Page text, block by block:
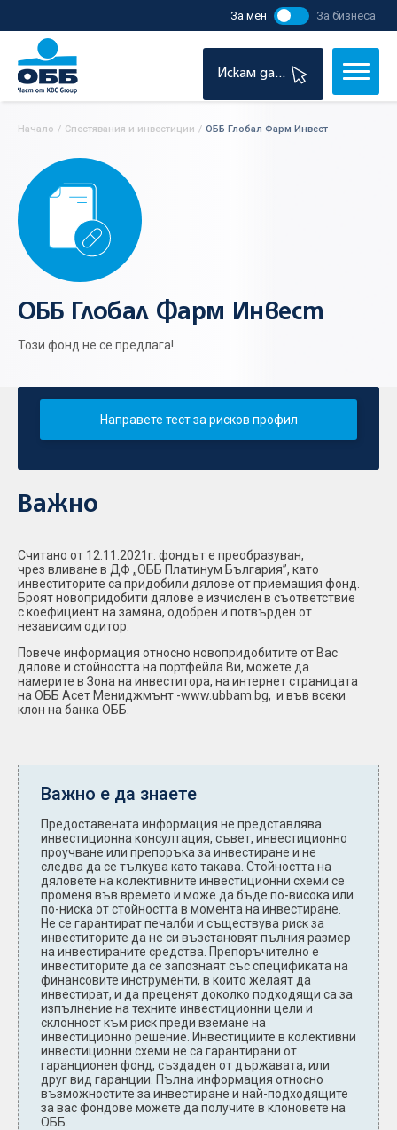
За мен За бизнеса
Искам да...
Начало / Спестявания и инвестиции / ОББ Глобал Фарм Инвест
ОББ Глобал Фарм Инвест
Този фонд не се предлага!
Направете тест за рисков профил
Важно
Считано от 12.11.2021г. фондът е преобразуван,
чрез вливане в ДФ „ОББ Платинум България”, като
инвеститорите са придобили дялове от приемащия фонд.
Броят новопридобити дялове е изчислен в съответствие
с коефициент на замяна, одобрен и потвърден от
независим одитор.
Повече информация относно новопридобитите от Вас
дялове и стойността на портфейла Ви, можете да
намерите в Зона на инвеститора, на интернет страницата
на ОББ Асет Мениджмънт -www.ubbam.bg, и във всеки
клон на банка ОББ.
Важно е да знаете
Предоставената информация не представлява
инвестиционна консултация, съвет, инвестиционно
проучване или препоръка за инвестиране и не
следва да се тълкува като такава. Стойността на
дяловете на колективните инвестиционни схеми се
променя във времето и може да бъде по-висока или
по-ниска от стойността в момента на инвестиране.
Не се гарантират печалби и съществува риск за
инвеститорите да не си възстановят пълния размер
на инвестираните средства. Препоръчително е
инвеститорите да се запознаят със спецификата на
финансовите инструменти, в които желаят да
инвестират, и да преценят доколко подходящи са за
изпълнение на техните инвестиционни цели и
склонност към риск преди вземане на
инвестиционно решение. Инвестициите в колективни
инвестиционни схеми не са гарантирани от
гаранционен фонд, създаден от държавата, или
друг вид гаранции. Пълна информация относно
възможностите за инвестиране и най-подходящите
за вас фондове можете да получите в клоновете на
ОББ.